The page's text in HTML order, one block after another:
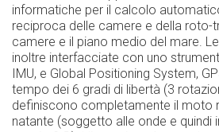
informatiche per il calcolo
reciproca delle camere e della roto-
camere e il piano medio del mare.
inoltre interfacciate con uno
IMU, e Global Positioning System,
tempo dei 6 gradi di libertà (3
definiscono completamente il moto
natante (soggetto alle onde e quindi